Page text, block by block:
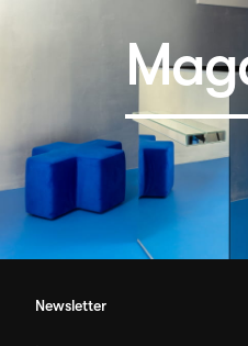
Newsletter